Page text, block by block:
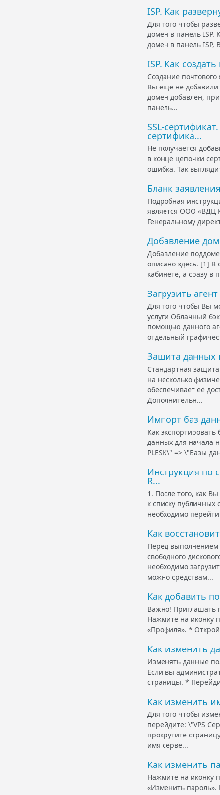
ISP. Как
Для того чтобы
домен в панель ISP.
домен в панель ISP,
ISP. Как
Создание
Вы еще не добавили
домен добавлен,
панель...
SSL-
сертифика...
Не получается
в конце цепочки
ошибка. Так
Бланк
Подробная
является ООО «ВДЦ
Генеральному
Добавление
Добавление
описано здесь. [1] В
кабинете, а сразу в
Загрузить
Для того чтобы Вы
услуги Облачный
помощью данного
отдельный
Защита данных
Стандартная
на несколько
обеспечивает её
Дополнительн...
Импорт баз
Как
данных для начала
PLESK\" => \"Базы
Инструкция по
R...
1. После того, как
к списку
необходимо
Как
Перед выполнением
свободного
необходимо
можно средствам...
Как добавить
Важно! Приглашать
Нажмите на иконку
«Профиля». *
Как изменить
Изменять данные
Если вы
страницы. *
Как изменить
Для того чтобы
перейдите: \"VPS
прокрутите
имя серве...
Как изменить
Нажмите на иконку
«Изменить